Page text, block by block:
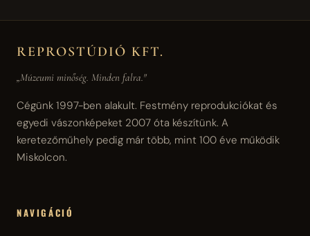
REPROSTÚDIÓ KFT.
„Múzeumi minőség. Minden falra."
Cégünk 1997-ben alakult. Festmény reprodukciókat és
egyedi vászonképeket 2007 óta készítünk. A
keretezőműhely pedig már több, mint 100 éve működik
Miskolcon.
NAVIGÁCIÓ